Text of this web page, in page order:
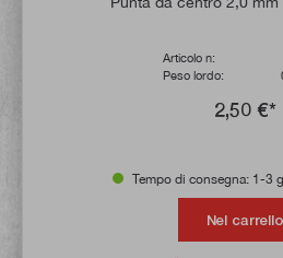
Articolo n:
Peso lordo:
2,50 €*
Tempo di consegna: 1-3
Nel carrello